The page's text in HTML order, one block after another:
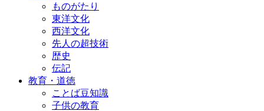
ものがたり
東洋文化
西洋文化
先人の超技術
歴史
伝記
教育・道徳
ことば豆知識
子供の教育